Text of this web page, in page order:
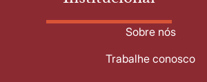
Sobre nós
Trabalhe conosco